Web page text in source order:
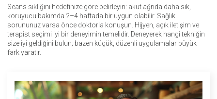
Seans sıklığını hedefinize göre belirleyin: akut ağrıda daha sık,
koruyucu bakımda 2–4 haftada bir uygun olabilir. Sağlık
sorununuz varsa önce doktorla konuşun. Hijyen, açık iletişim ve
terapist seçimi iyi bir deneyimin temelidir. Deneyerek hangi tekniğin
size iyi geldiğini bulun; bazen küçük, düzenli uygulamalar büyük
fark yaratır.